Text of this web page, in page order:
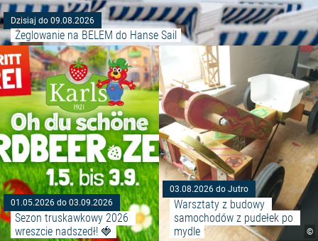
Dzisiaj do 09.08.2026
Żeglowanie na BELEM do Hanse Sail
01.05.2026 do 03.09.2026
Sezon truskawkowy 2026
wreszcie nadszedł! 🍓
Czytaj więcej: "Sezon
©
03.08.2026 do Jutro
Warsztaty z budowy
samochodów z pudełek po
mydle